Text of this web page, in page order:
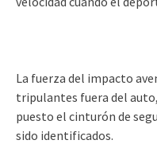
La fuerza del impacto
tripulantes fuera del
puesto el cinturón de
sido identificados.